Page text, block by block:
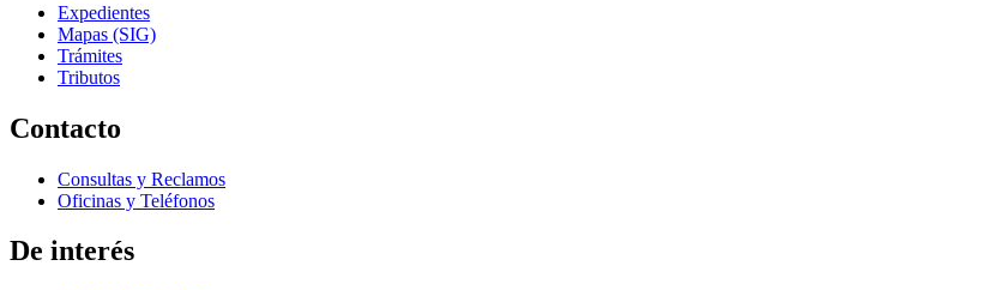
Expedientes
Mapas (SIG)
Trámites
Tributos
Contacto
Consultas y Reclamos
Oficinas y Teléfonos
De interés